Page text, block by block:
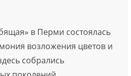
в Перми состоялась
возложения цветов и
собрались